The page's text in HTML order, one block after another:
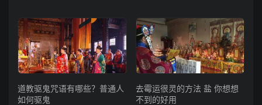
道教驱鬼咒语有哪些？普通人
如何驱鬼
去霉运很灵的方法 盐 你想想
不到的好用